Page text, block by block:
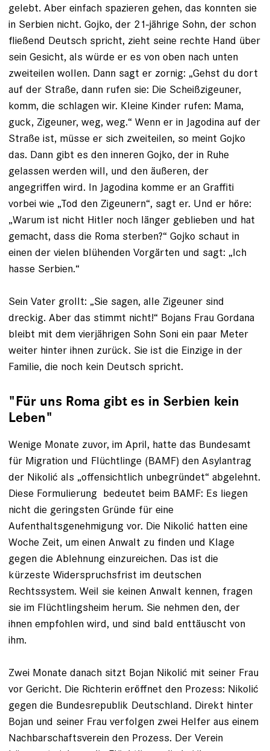
gelebt. Aber einfach spazieren gehen, das konnten sie
in Serbien nicht. Gojko, der 21-jährige Sohn, der schon
fließend Deutsch spricht, zieht seine rechte Hand über
sein Gesicht, als würde er es von oben nach unten
zweiteilen wollen. Dann sagt er zornig: „Gehst du dort
auf der Straße, dann rufen sie: Die Scheißzigeuner,
komm, die schlagen wir. Kleine Kinder rufen: Mama,
guck, Zigeuner, weg, weg.“ Wenn er in Jagodina auf der
Straße ist, müsse er sich zweiteilen, so meint Gojko
das. Dann gibt es den inneren Gojko, der in Ruhe
gelassen werden will, und den äußeren, der
angegriffen wird. In Jagodina komme er an Graffiti
vorbei wie „Tod den Zigeunern“, sagt er. Und er höre:
„Warum ist nicht Hitler noch länger geblieben und hat
gemacht, dass die Roma sterben?“ Gojko schaut in
einen der vielen blühenden Vorgärten und sagt: „Ich
hasse Serbien.“
Sein Vater grollt: „Sie sagen, alle Zigeuner sind
dreckig. Aber das stimmt nicht!“ Bojans Frau Gordana
bleibt mit dem vier­jährigen Sohn Soni ein paar Meter
weiter hinter ihnen zurück. Sie ist die Einzige in der
Familie, die noch kein Deutsch spricht.
"Für uns Roma gibt es in Serbien kein
Leben"
Wenige Monate zuvor, im April, hatte das Bundesamt
für Migration und Flüchtlinge (BAMF) den Asylantrag
der Nikolić als „offensichtlich unbegründet“ abgelehnt.
Diese Formulierung bedeutet beim BAMF: Es liegen
nicht die gerings­ten Gründe für eine
Aufenthaltsgenehmigung vor. Die Nikolić hatten eine
Woche Zeit, um einen Anwalt zu finden und Klage
gegen die Ablehnung einzureichen. Das ist die
kürzeste Widerspruchsfrist im deutschen
Rechtssystem. Weil sie keinen Anwalt kennen, ­fragen
sie im Flüchtlingsheim herum. Sie nehmen den, der
ihnen empfohlen wird, und sind bald enttäuscht von
ihm.
Zwei Monate danach sitzt Bojan Nikolić mit seiner Frau
vor Gericht. Die Richterin eröffnet den Prozess: Nikolić
gegen die Bundesrepublik Deutschland. Direkt hinter
Bojan und seiner Frau verfolgen zwei Helfer aus einem
Nachbarschaftsverein den ­Prozess. Der Verein